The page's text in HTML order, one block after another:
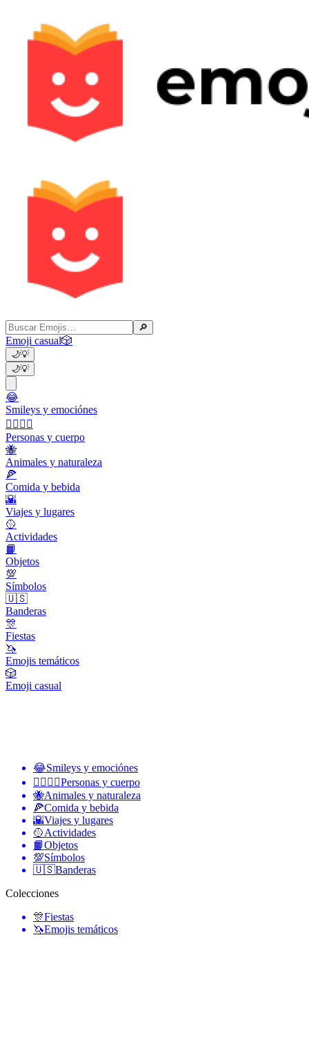
🔎
Emoji casual🎲
🌙💡
🌙💡
😂
Smileys y emociónes
👩‍❤️‍💋‍👨
Personas y cuerpo
🐝
Animales y naturaleza
🍕
Comida y bebida
🌇
Viajes y lugares
🥎
Actividades
📙
Objetos
💯
Símbolos
🇺🇸
Banderas
🎊
Fiestas
🦄
Emojis temáticos
🎲
Emoji casual
😂Smileys y emociónes
👩‍❤️‍💋‍👨Personas y cuerpo
🐝Animales y naturaleza
🍕Comida y bebida
🌇Viajes y lugares
🥎Actividades
📙Objetos
💯Símbolos
🇺🇸Banderas
Colecciones
🎊Fiestas
🦄Emojis temáticos